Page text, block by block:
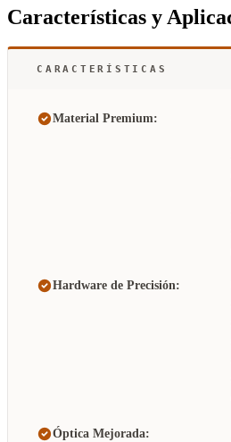
Características y
CARACTERÍSTICAS
Material Premium:
Hardware de Precisión:
Óptica Mejorada: